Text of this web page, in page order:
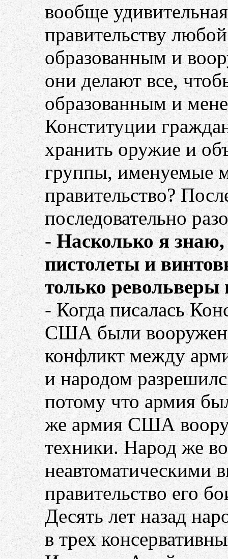
вообще
правительству
образованным и
они делают все,
образованным и
Конституции
хранить оружие и
группы, именуемые
правительство?
последовательно
-Насколько я знаю,
пистолеты и
только револьверы
- Когда писалась
США были
конфликт между
и народом
потому что армия
же армия США
техники. Народ же
неавтоматическими
правительство его
Десять лет назад
в трех